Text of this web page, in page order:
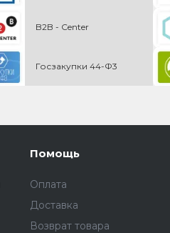
B2B - Center
Госзакупки 44-Ф3
Помощь
Оплата
Доставка
Возврат товара